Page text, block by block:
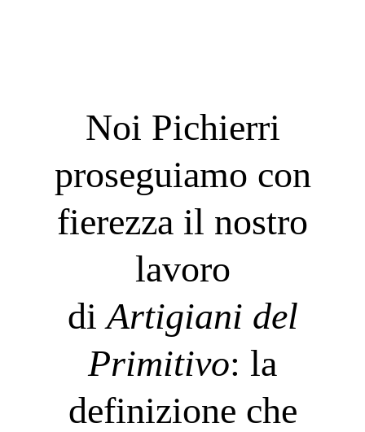
Noi Pichierri
proseguiamo con
fierezza il nostro
lavoro
diArtigiani del
Primitivo: la
definizione che